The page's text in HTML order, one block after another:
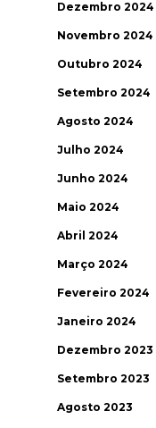
Dezembro 2024
Novembro 2024
Outubro 2024
Setembro 2024
Agosto 2024
Julho 2024
Junho 2024
Maio 2024
Abril 2024
Março 2024
Fevereiro 2024
Janeiro 2024
Dezembro 2023
Setembro 2023
Agosto 2023